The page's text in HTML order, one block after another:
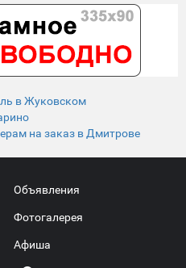
в Жуковском
на заказ в Дмитрове
Объявления
Фотогалерея
Афиша